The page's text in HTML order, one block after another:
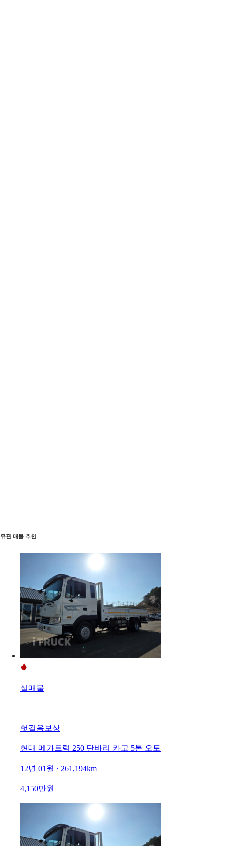
유관 매물 추천
실매물
헛걸음보상
현대 메가트럭 250 단바리 카고 5톤 오토
12년 01월 · 261,194km
4,150만원